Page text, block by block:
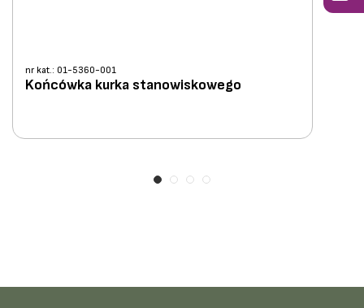
nr kat.: 01-5360-001
Końcówka kurka stanowiskowego